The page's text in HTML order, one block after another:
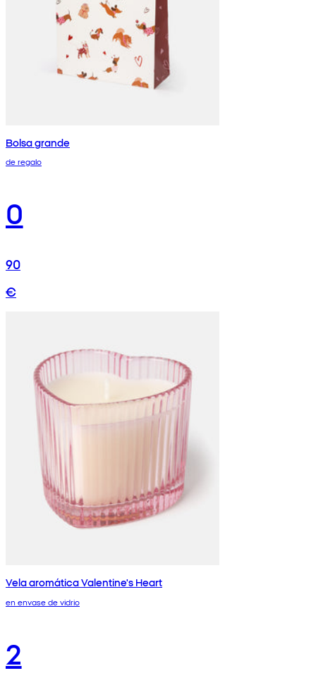
Bolsa grande
de regalo
0
90
€
Vela aromática Valentine's Heart
en envase de vidrio
2